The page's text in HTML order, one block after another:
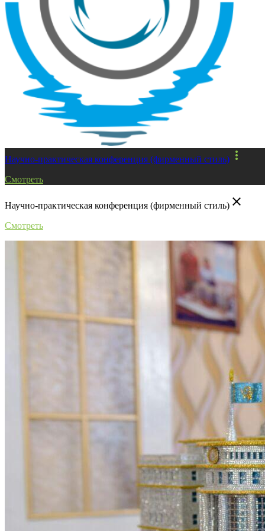
Научно-практическая конференция (фирменный стиль) more_vert
Смотреть
Научно-практическая конференция (фирменный стиль) close
Смотреть